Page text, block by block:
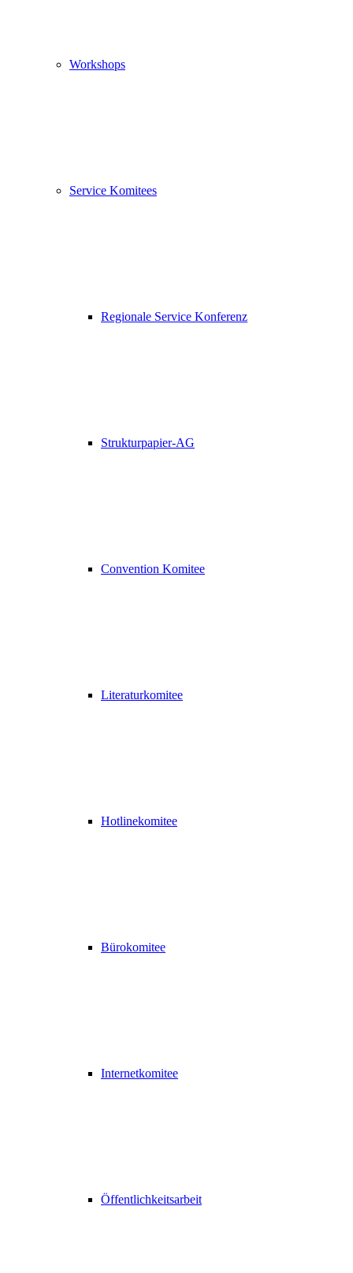
Workshops
Service Komitees
Regionale Service Konferenz
Strukturpapier-AG
Convention Komitee
Literaturkomitee
Hotlinekomitee
Bürokomitee
Internetkomitee
Öffentlichkeitsarbeit